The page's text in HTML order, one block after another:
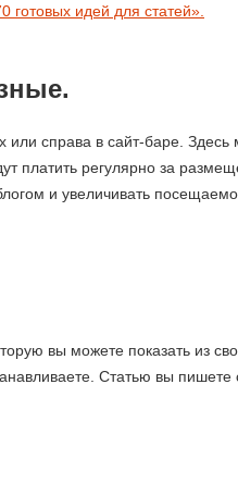
готовых идей для статей».
или справа в сайт-баре.
платить регулярно за
и увеличивать
вы можете показать из
Статью вы